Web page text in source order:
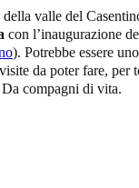
valle del
con l’inaugurazione
). Potrebbe essere
da poter fare, per
compagni di vita.